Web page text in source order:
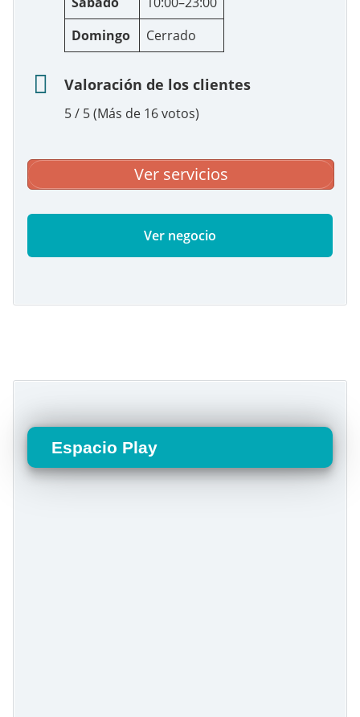
Domingo
Cerrado
Valoración de los clientes
5 / 5 (Más de 16 votos)
Ver servicios
Ver negocio
Espacio Play